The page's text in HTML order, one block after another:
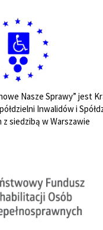
Nasze Sprawy” jest
Inwalidów i
z siedzibą w Warszawie